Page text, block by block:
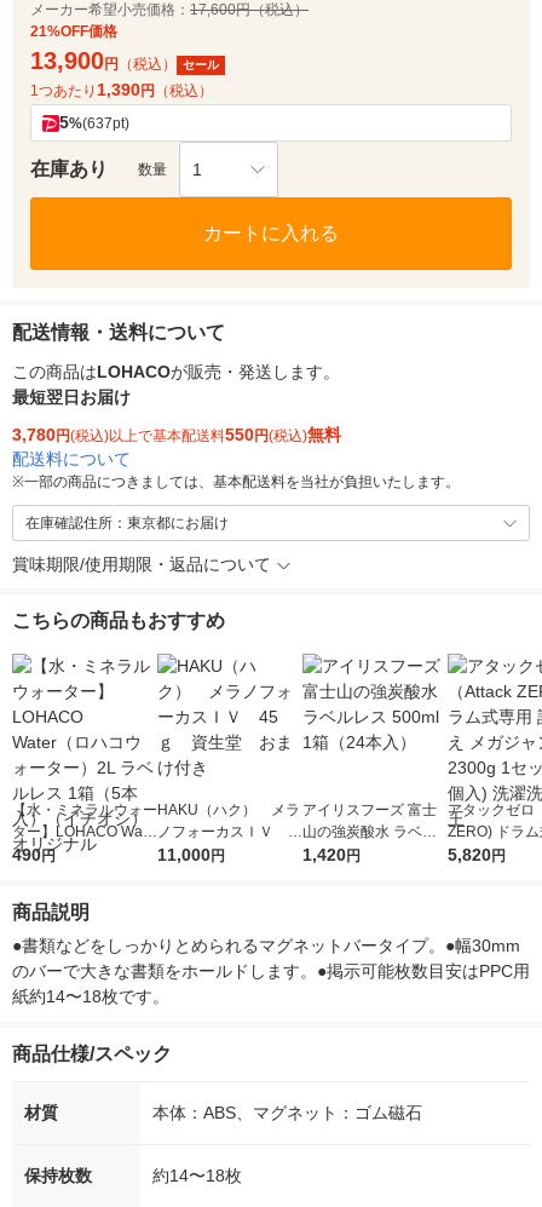
メーカー希望小売価格： 17,600円（税込）
21%OFF価格
13,900円 （税込） セール
1つあたり 1,390円 （税込）
5%(637pt)
在庫あり 数量 1
カートに入れる
配送情報・送料について
この商品はLOHACOが販売・発送します。
最短翌日お届け
3,780円(税込)以上で基本配送料550円(税込)無料
配送料について
※一部の商品につきましては、基本配送料を当社が負担いたします。
在庫確認住所：東京都にお届け
賞味期限/使用期限・返品について
こちらの商品もおすすめ
【水・ミネラルウォー
ター】LOHACO Wate
r（ロハコウォータ
シ） オリジナル
490円
HAKU（ハク） メラ
ノフォーカスＩＶ 4
5ｇ 資生堂 おまけ
11,000円
アイリスフーズ 富士
山の強炭酸水 ラベル
レス 500ml 1箱（24
1,420円
アタックゼロ
ZERO) ドラ
詰め替え メガ
5,820円
商品説明
●書類などをしっかりとめられるマグネットバータイプ。●幅30mm
のバーで大きな書類をホールドします。●掲示可能枚数目安はPPC用
紙約14〜18枚です。
商品仕様/スペック
材質 本体：ABS、マグネット：ゴム磁石
保持枚数 約14〜18枚